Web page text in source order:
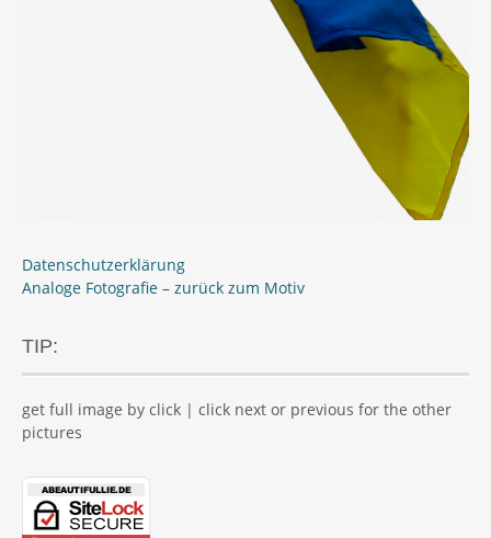
Datenschutzerklärung
Analoge Fotografie – zurück zum Motiv
TIP:
get full image by click | click next or previous for the other
pictures